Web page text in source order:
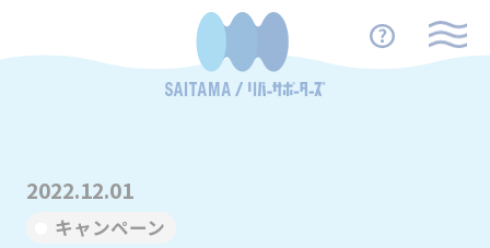
2022.12.01
キャンペーン